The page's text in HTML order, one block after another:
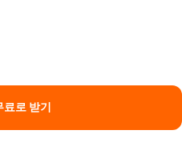
로 받기